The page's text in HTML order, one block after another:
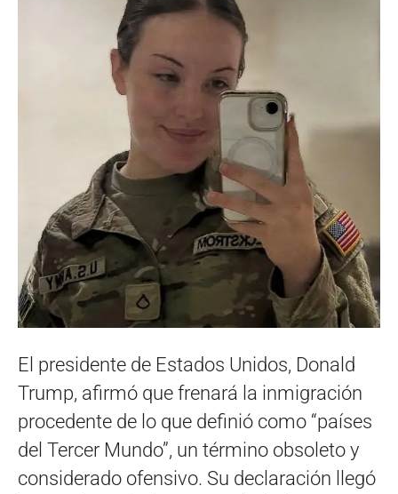
El presidente de Estados Unidos, Donald
Trump, afirmó que frenará la inmigración
procedente de lo que definió como “países
del Tercer Mundo”, un término obsoleto y
considerado ofensivo. Su declaración llegó